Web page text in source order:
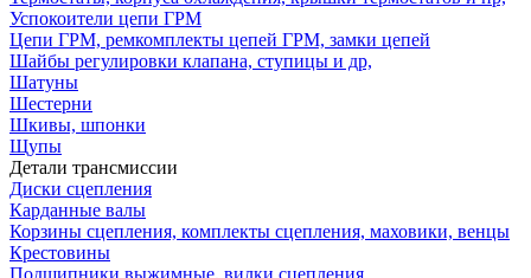
Успокоители цепи ГРМ
Цепи ГРМ, ремкомплекты цепей ГРМ, замки цепей
Шайбы регулировки клапана, ступицы и др,
Шатуны
Шестерни
Шкивы, шпонки
Щупы
Детали трансмиссии
Диски сцепления
Карданные валы
Корзины сцепления, комплекты сцепления, маховики, венцы
Крестовины
Подшипники выжимные, вилки сцепления